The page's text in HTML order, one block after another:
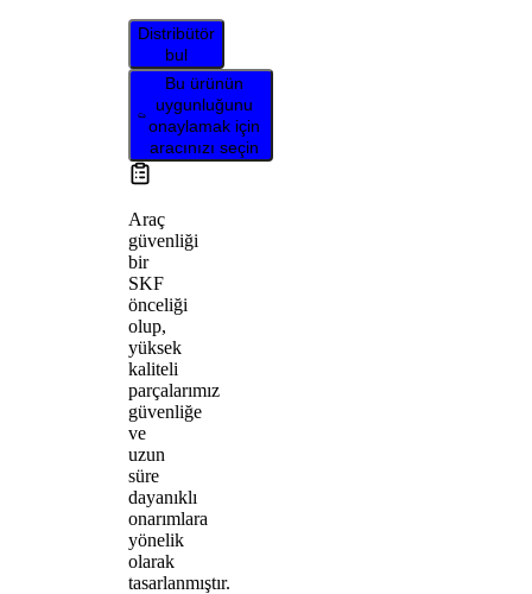
Distribütör
bul
Bu ürünün
uygunluğunu
onaylamak için
aracınızı seçin
Araç
güvenliği
bir
SKF
önceliği
olup,
yüksek
kaliteli
parçalarımız
güvenliğe
ve
uzun
süre
dayanıklı
onarımlara
yönelik
olarak
tasarlanmıştır.